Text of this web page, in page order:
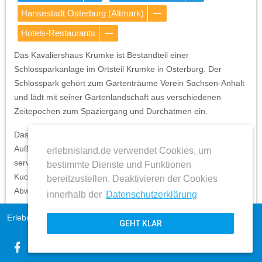
erlebnisland.de verwendet Cookies, um
bestimmte Dienste und Funktionen
bereitzustellen. Deaktivieren der Cookies
innerhalb der Datenschutzerklärung
GEHT KLAR
Hansestadt Osterburg (Altmark)
Hotels-Restaurants
Das Kavaliershaus Krumke ist Bestandteil einer
Schlossparkanlage im Ortsteil Krumke in Osterburg. Der
Schlosspark gehört zum Gartenträume Verein Sachsen-Anhalt
und lädt mit seiner Gartenlandschaft aus verschiedenen
Zeitepochen zum Spaziergang und Durchatmen ein.
Das Kavaliershaus verfügt über einen Innen- und einen
Außenbereich mit Blick auf das Krumker Schloss. Täglich
serviert die Inhaberin frische, mit Liebe selbstgemachte
Kuchen und Torten. Das Krumker Kavaliershaus setzt auf
Abwechslung und lockt mit saisonalen Produkten und
ausgewählte Zutaten. Serviert wird der Kuchen mit frisch
gemahlenen Kaffee, gebrüht in einer italienischen Siebträger-
Maschine.
Alternativ werden Säfte von einer regionalen Mosterei, Biere
Erlebnisland Sachsen-Anhalt
AGB